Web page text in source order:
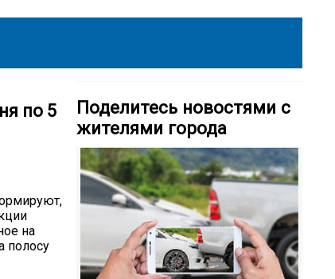
по 5
на
полосу
Поделитесь новостями с
жителями города